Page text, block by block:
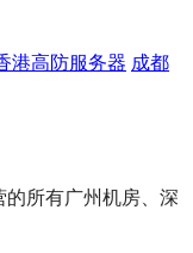
港高防服务器 成都
所有广州机房、深